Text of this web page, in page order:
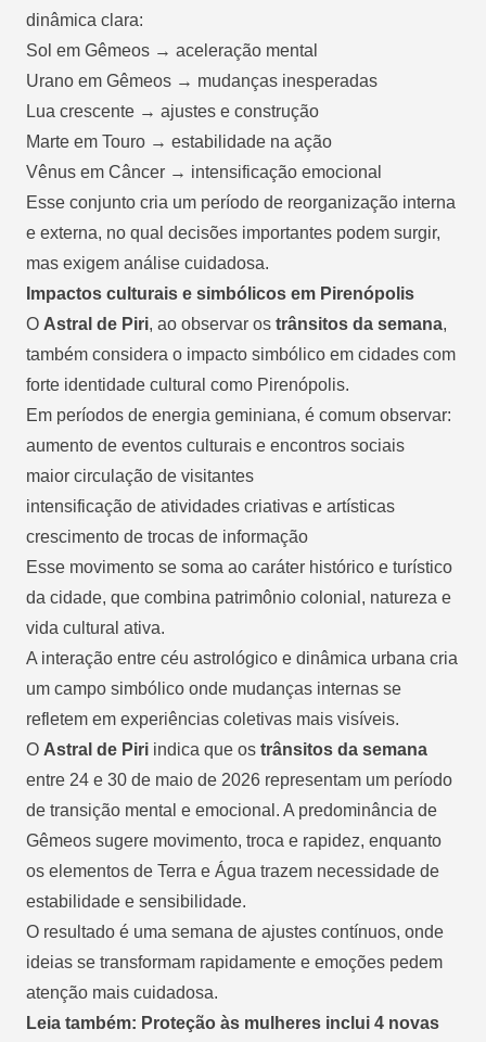
dinâmica clara:
Sol em Gêmeos → aceleração mental
Urano em Gêmeos → mudanças inesperadas
Lua crescente → ajustes e construção
Marte em Touro → estabilidade na ação
Vênus em Câncer → intensificação emocional
Esse conjunto cria um período de reorganização interna
e externa, no qual decisões importantes podem surgir,
mas exigem análise cuidadosa.
Impactos culturais e simbólicos em Pirenópolis
O Astral de Piri, ao observar os trânsitos da semana,
também considera o impacto simbólico em cidades com
forte identidade cultural como Pirenópolis.
Em períodos de energia geminiana, é comum observar:
aumento de eventos culturais e encontros sociais
maior circulação de visitantes
intensificação de atividades criativas e artísticas
crescimento de trocas de informação
Esse movimento se soma ao caráter histórico e turístico
da cidade, que combina patrimônio colonial, natureza e
vida cultural ativa.
A interação entre céu astrológico e dinâmica urbana cria
um campo simbólico onde mudanças internas se
refletem em experiências coletivas mais visíveis.
O Astral de Piri indica que os trânsitos da semana
entre 24 e 30 de maio de 2026 representam um período
de transição mental e emocional. A predominância de
Gêmeos sugere movimento, troca e rapidez, enquanto
os elementos de Terra e Água trazem necessidade de
estabilidade e sensibilidade.
O resultado é uma semana de ajustes contínuos, onde
ideias se transformam rapidamente e emoções pedem
atenção mais cuidadosa.
Leia também: Proteção às mulheres inclui 4 novas